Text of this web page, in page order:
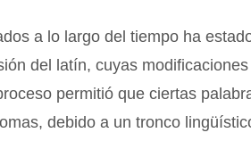
a lo largo del tiempo ha
del latín, cuyas
permitió que ciertas
debido a un tronco